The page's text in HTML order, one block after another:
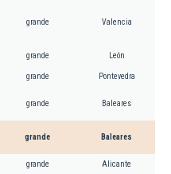
grande Valencia
grande León
grande Pontevedra
grande Baleares
grande Baleares
grande Alicante